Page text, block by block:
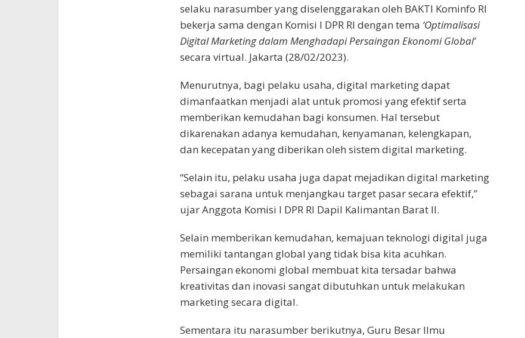
selaku narasumber yang diselenggarakan oleh BAKTI Kominfo RI
bekerja sama dengan Komisi I DPR RI dengan tema ‘Optimalisasi
Digital Marketing dalam Menghadapi Persaingan Ekonomi Global’
secara virtual. Jakarta (28/02/2023).
Menurutnya, bagi pelaku usaha, digital marketing dapat
dimanfaatkan menjadi alat untuk promosi yang efektif serta
memberikan kemudahan bagi konsumen. Hal tersebut
dikarenakan adanya kemudahan, kenyamanan, kelengkapan,
dan kecepatan yang diberikan oleh sistem digital marketing.
“Selain itu, pelaku usaha juga dapat mejadikan digital marketing
sebagai sarana untuk menjangkau target pasar secara efektif,”
ujar Anggota Komisi I DPR RI Dapil Kalimantan Barat II.
Selain memberikan kemudahan, kemajuan teknologi digital juga
memiliki tantangan global yang tidak bisa kita acuhkan.
Persaingan ekonomi global membuat kita tersadar bahwa
kreativitas dan inovasi sangat dibutuhkan untuk melakukan
marketing secara digital.
Sementara itu narasumber berikutnya, Guru Besar Ilmu